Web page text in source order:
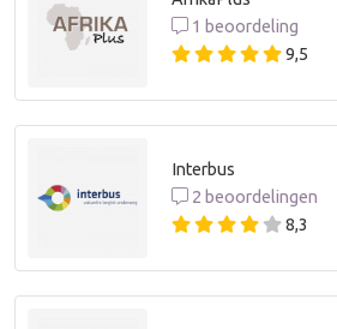
1 beoordeling
9,5
Interbus
2 beoordelingen
8,3